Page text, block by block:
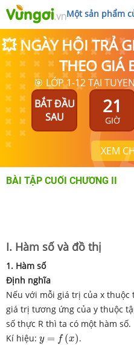
Một sản phẩm
💥 NGÀY HỘI TRẢ
THEO GIÁ
🎯 LỚP 1-12 TẠI
BẮT ĐẦU
SAU
21
GIỜ
XEM
BÀI TẬP CUỐI CHƯƠNG II
I. Hàm số và đồ thị
1. Hàm số
Định nghĩa
Nếu với mỗi giá trị của x thuộc
giá trị tương ứng của y thuộc
số thực R thì ta có một hàm số.
Kí hiệu: y = f (x)
y x)
.